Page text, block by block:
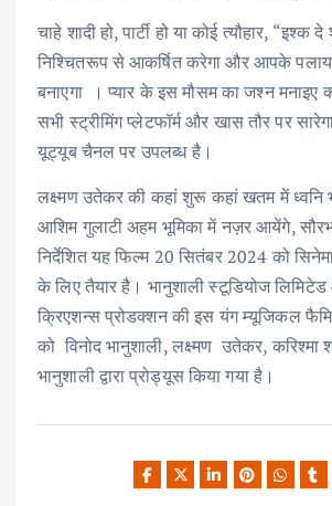
चाहे शादी हो, पार्टी हो या कोई त्यौहार,
निश्चितरूप से आकर्षित करेगा और आपके
बनाएगा । प्यार के इस मौसम का जश्न मनाइए
सभी स्ट्रीमिंग प्लेटफॉर्म और खास तौर पर
यूट्यूब चैनल पर उपलब्ध है।
लक्ष्मण उतेकर की कहां शुरू कहां खतम में ध्वनि
आशिम गुलाटी अहम भूमिका में नज़र आयेंगे, सौरभ
निर्देशित यह फिल्म 20 सितंबर 2024 को
के लिए तैयार है। भानुशाली स्टूडियोज
क्रिएशन्स प्रोडक्शन की इस यंग म्यूजिकल
को विनोद भानुशाली, लक्ष्मण उतेकर, करिश्मा
भानुशाली द्वारा प्रोड्यूस किया गया है।